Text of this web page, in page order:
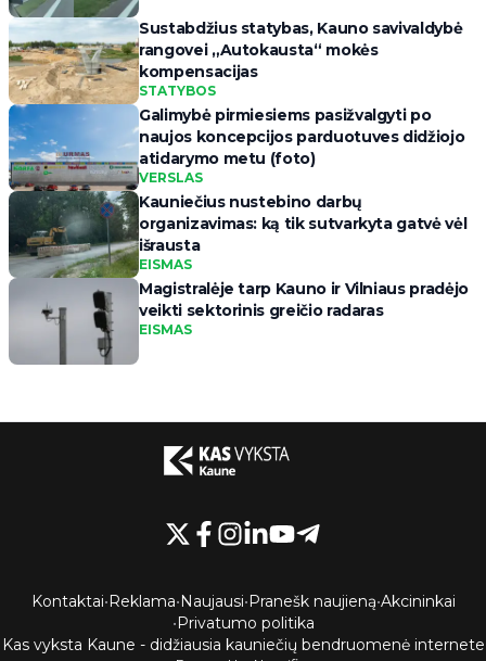
Sustabdžius statybas, Kauno savivaldybė
rangovei „Autokausta“ mokės
kompensacijas
STATYBOS
Galimybė pirmiesiems pasižvalgyti po
naujos koncepcijos parduotuves didžiojo
atidarymo metu (foto)
VERSLAS
Kauniečius nustebino darbų
organizavimas: ką tik sutvarkyta gatvė vėl
išrausta
EISMAS
Magistralėje tarp Kauno ir Vilniaus pradėjo
veikti sektorinis greičio radaras
EISMAS
Kontaktai•Reklama•Naujausi•Pranešk naujieną•Akcininkai
•Privatumo politika
Kas vyksta Kaune - didžiausia kauniečių bendruomenė internete